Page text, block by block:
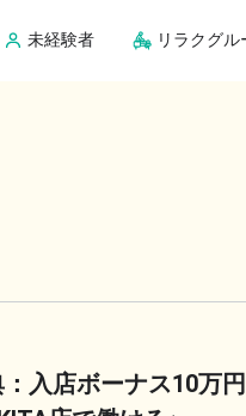
未経験者 リラクグ
：入店ボーナス10万